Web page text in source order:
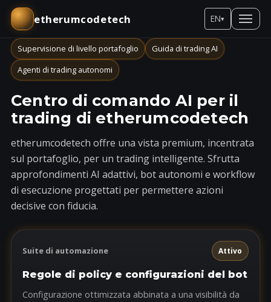
etherumcodetech EN▾
Supervisione di livello portafoglio
Guida di trading AI
Agenti di trading autonomi
Centro di comando AI per il
trading di etherumcodetech
etherumcodetech offre una vista premium, incentrata
sul portafoglio, per un trading intelligente. Sfrutta
approfondimenti AI adattivi, bot autonomi e workflow
di esecuzione progettati per permettere azioni
decisive con fiducia.
Suite di automazione Attivo
Regole di policy e configurazioni del bot
Configurazione ottimizzata abbinata a una visibilità da